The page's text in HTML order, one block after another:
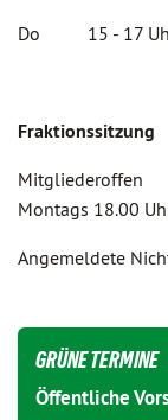
Do 15 - 17
Fraktionssitzung
Mitgliederoffen
Montags 18.00
Angemeldete
GRÜNE TERMINE
Öffentliche